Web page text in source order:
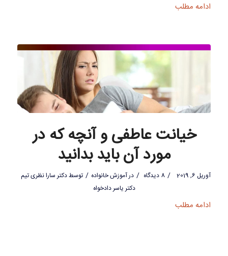
ادامه مطلب
خیانت عاطفی و آنچه که در
مورد آن باید بدانید
آوریل 6, 2019 / 8 دیدگاه / درآموزش خانواده / توسطدکتر سارا نظری تیم
دکتر یاسر دادخواه
ادامه مطلب